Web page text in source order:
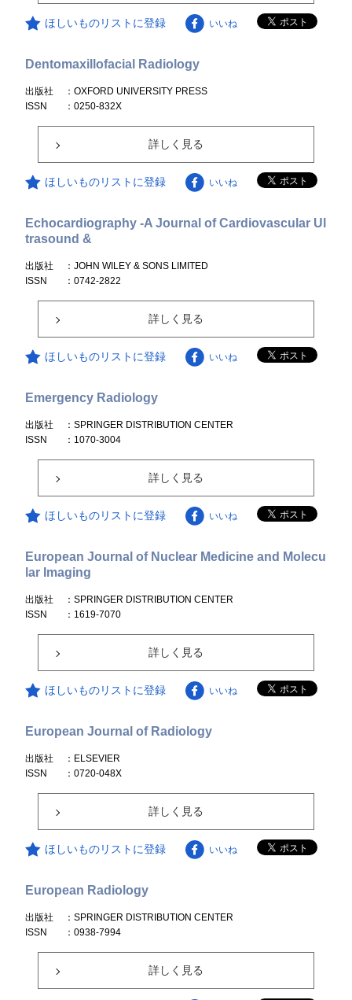
ほしいものリストに登録 いいね
Dentomaxillofacial Radiology
出版社
：OXFORD UNIVERSITY PRESS
ISSN
：0250-832X
詳しく見る
ほしいものリストに登録 いいね
Echocardiography -A Journal of Cardiovascular Ul
trasound &
出版社
：JOHN WILEY & SONS LIMITED
ISSN
：0742-2822
詳しく見る
ほしいものリストに登録 いいね
Emergency Radiology
出版社
：SPRINGER DISTRIBUTION CENTER
ISSN
：1070-3004
詳しく見る
ほしいものリストに登録 いいね
European Journal of Nuclear Medicine and Molecu
lar Imaging
出版社
：SPRINGER DISTRIBUTION CENTER
ISSN
：1619-7070
詳しく見る
ほしいものリストに登録 いいね
European Journal of Radiology
出版社
：ELSEVIER
ISSN
：0720-048X
詳しく見る
ほしいものリストに登録 いいね
European Radiology
出版社
：SPRINGER DISTRIBUTION CENTER
ISSN
：0938-7994
詳しく見る